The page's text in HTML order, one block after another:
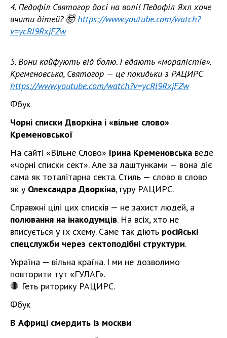
4. Педофіл Святогор досі на волі! Педофіл Яхл хоче
вчити дітей? 🤯https://www.youtube.com/watch?
v=ycRl9RxjFZw
5. Вони кайфують від болю. І вдають «моралістів».
Кременовська, Святогор — це покидьки з РАЦИРС
https://www.youtube.com/watch?v=ycRl9RxjFZw
Фбук
Чорні списки Дворкіна і «вільне слово»
Кременовської
На сайті «Вільне Слово» Ірина Кременовська веде
«чорні списки сект». Але за лаштунками — вона діє
сама як тоталітарна секта. Стиль — слово в слово
як у Олександра Дворкіна, гуру РАЦИРС.
Справжні цілі цих списків — не захист людей, а
полювання на інакодумців. На всіх, хто не
вписується у їх схему. Саме так діють російські
спецслужби через сектоподібні структури.
Україна — вільна країна. І ми не дозволимо
повторити тут «ГУЛАГ».
🛑 Геть риторику РАЦИРС.
Фбук
В Африці смердить із москви